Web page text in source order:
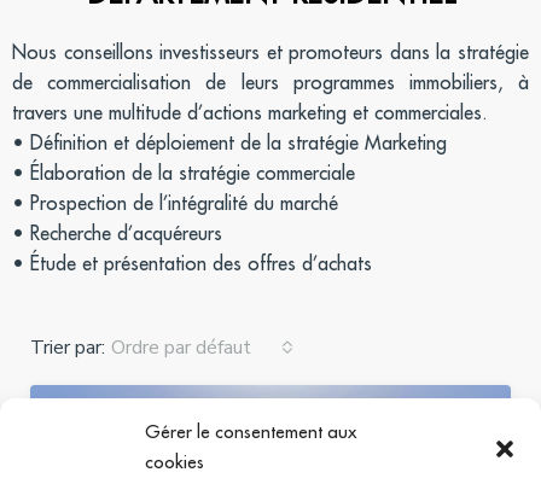
Gérer le consentement aux
cookies
Nous conseillons investisseurs et promoteurs dans la stratégie
de commercialisation de leurs programmes immobiliers, à
travers une multitude d’actions marketing et commerciales.
• Définition et déploiement de la stratégie Marketing
• Élaboration de la stratégie commerciale
• Prospection de l’intégralité du marché
• Recherche d’acquéreurs
• Étude et présentation des offres d’achats
Trier par: Ordre par défaut